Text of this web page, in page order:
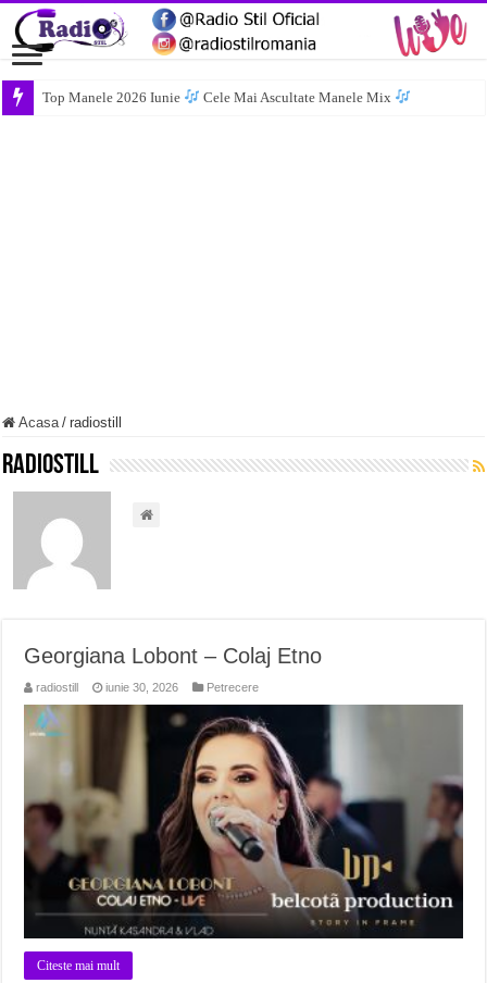
Top Manele 2026 Iunie Cele Mai Ascultate Manele Mix
Acasa / radiostill
radiostill
Georgiana Lobont – Colaj Etno
radiostill iunie 30, 2026 Petrecere
Citeste mai mult